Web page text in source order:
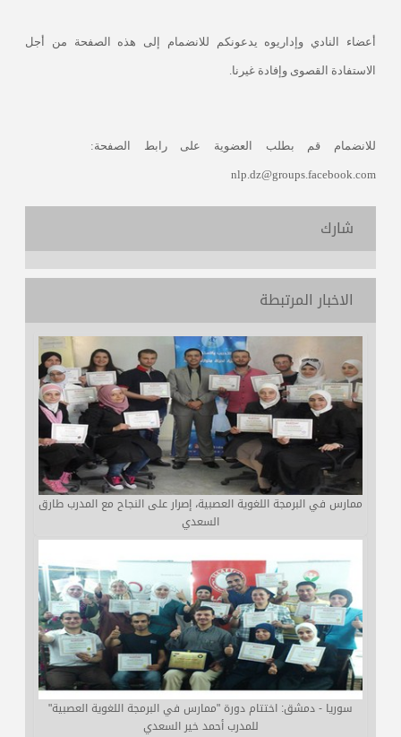
أعضاء النادي وإداريوه يدعونكم للانضمام إلى هذه الصفحة من أجل
الاستفادة القصوى وإفادة غيرنا.
للانضمام قم بطلب العضوية على رابط الصفحة:
nlp.dz@groups.facebook.com
شارك
الاخبار المرتبطة
ممارس في البرمجة اللغوية العصبية، إصرار على النجاح مع المدرب طارق
السعدي
سوريا - دمشق: اختتام دورة "ممارس في البرمجة اللغوية العصبية"
للمدرب أحمد خير السعدي